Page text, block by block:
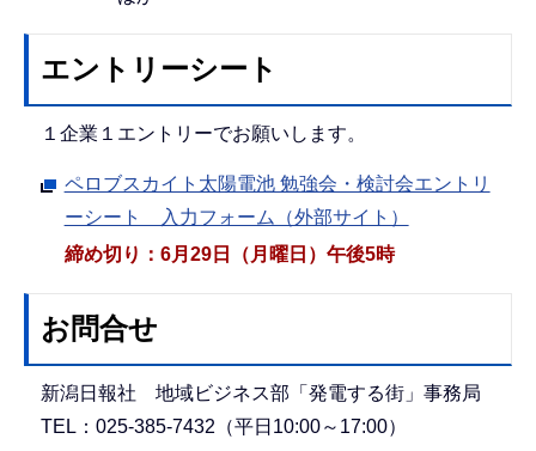
エントリーシート
１企業１エントリーでお願いします。
ペロブスカイト太陽電池 勉強会・検討会エントリ
ーシート 入力フォーム（外部サイト）
締め切り：6月29日（月曜日）午後5時
お問合せ
新潟日報社 地域ビジネス部「発電する街」事務局
TEL：025-385-7432（平日10:00～17:00）